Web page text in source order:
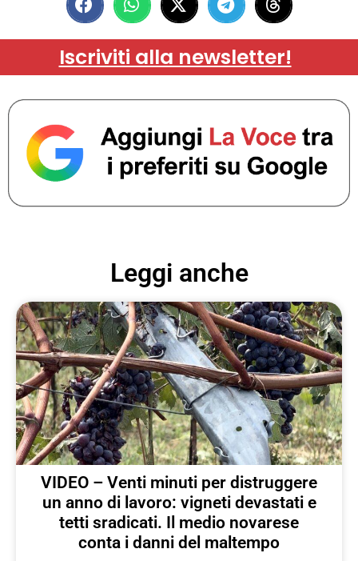
Iscriviti alla newsletter!
Leggi anche
VIDEO – Venti minuti per distruggere
un anno di lavoro: vigneti devastati e
tetti sradicati. Il medio novarese
conta i danni del maltempo